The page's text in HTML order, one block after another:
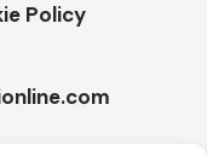
Policy